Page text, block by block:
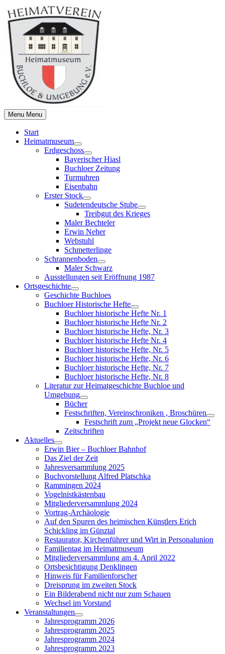
Skip
to
content
Menu Menu
Start
Heimatmuseum
Show
sub
menu
Erdgeschoss
Show
sub
menu
Bayerischer Hiasl
Buchloer Zeitung
Turmuhren
Eisenbahn
Erster Stock
Show
sub
menu
Sudetendeutsche Stube
Show
sub
Treibgut des Krieges
Maler Bechteler
Erwin Neher
Webstuhl
Schmetterlinge
Schrannenboden
Show
sub
menu
Maler Schwarz
Ausstellungen seit Eröffnung 1987
Ortsgeschichte
Show
sub
menu
Geschichte Buchloes
Buchloer Historische Hefte
Show
sub
menu
Buchloer historische Hefte Nr. 1
Buchloer historische Hefte Nr. 2
Buchloer historische Hefte, Nr. 3
Buchloer historische Hefte Nr. 4
Buchloer historische Hefte, Nr. 5
Buchloer historische Hefte, Nr. 6
Buchloer historische Hefte, Nr. 7
Buchloer historische Hefte, Nr. 8
Literatur zur Heimatgeschichte Buchloe und
Umgebung
Show
sub
menu
Bücher
Festschriften, Vereinschroniken , Broschüren
sub
Festschrift zum „Projekt neue Glocken“
Zeitschriften
Aktuelles
Show
sub
menu
Erwin Bier – Buchloer Bahnhof
Das Ziel der Zeit
Jahresversammlung 2025
Buchvorstellung Alfred Platschka
Rammingen 2024
Vogelnistkästenbau
Mitgliederversammlung 2024
Vortrag-Archäologie
Auf den Spuren des heimischen Künstlers Erich
Schickling im Günztal
Restaurator, Kirchenführer und Wirt in Personalunion
Familientag im Heimatmuseum
Mitgliederversammlung am 4. April 2022
Ortsbesichtigung Denklingen
Hinweis für Familienforscher
Dreisprung im zweiten Stock
Ein Bilderabend nicht nur zum Schauen
Wechsel im Vorstand
Veranstaltungen
Show
sub
menu
Jahresprogramm 2026
Jahresprogramm 2025
Jahresprogramm 2024
Jahresprogramm 2023